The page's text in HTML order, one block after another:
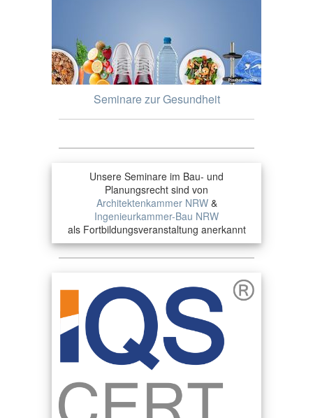
Seminare zur Gesundheit
Unsere Seminare im Bau- und
Planungsrecht sind von
Architektenkammer NRW&
Ingenieurkammer-Bau NRW
als Fortbildungsveranstaltung anerkannt